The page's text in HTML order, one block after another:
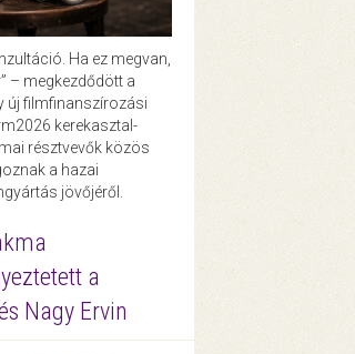
Ha ez megvan,
– megkezdődött a
új filmfinanszírozási
kerekasztal-
résztvevők közös
a hazai
jövőjéről.
a
Nagy Ervin